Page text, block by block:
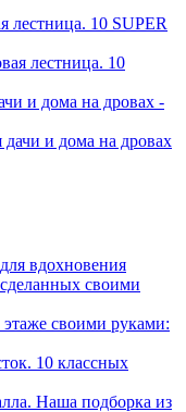
лестница. 10 SUPER
и дома на дровах -
вдохновения
своими
своими руками:
10 классных
Наша подборка из